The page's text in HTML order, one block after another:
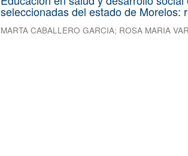
seleccionadas del estado de Morelos:
MARTA CABALLERO GARCIA; ROSA MARIA